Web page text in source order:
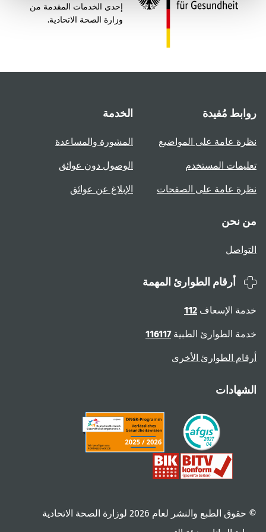
إحدى الخدمات المقدمة من
وزارة الصحة الاتحادية.
روابط مُفيدة
نظرة عامة على المواضيع
تعليمات المستخدم
نظرة عامة على الصفحات
الخدمة
المشورة والمساعدة
الوصول دون عوائق
الإبلاغ عن عوائق
من نحن
التواصل
أرقام الطوارئ المهمة
خدمة الإسعاف 112
خدمة الطوارئ الطبية116117
أرقام الطوارئ الأخرى
الشهادات
© حقوق الطبع والنشر لعام ‎2026 لوزارة الصحة الاتحادية